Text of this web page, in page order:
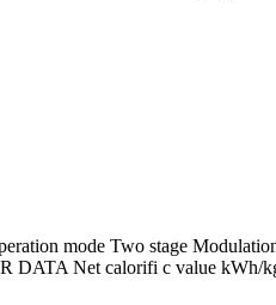
mode Two stage
DATA Net calorifi c value kWh/